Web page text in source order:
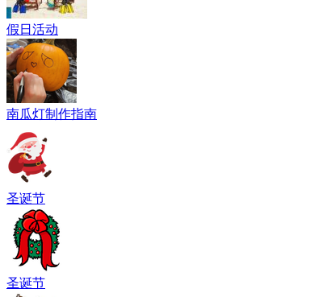
假日活动
南瓜灯制作指南
圣诞节
圣诞节